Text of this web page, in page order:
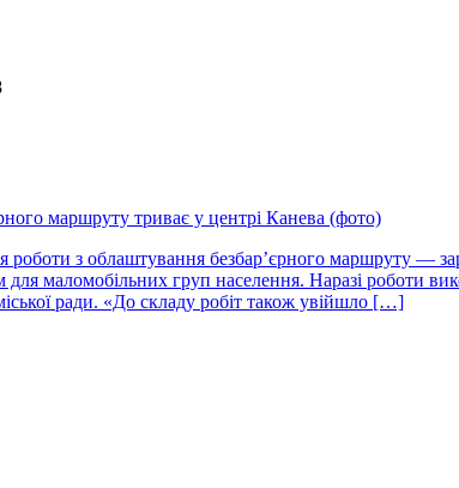
маршруту триває у центрі Канева (фото)
з облаштування безбар’єрного маршруту —
маломобільних груп населення. Наразі роботи
ради. «До складу робіт також увійшло […]